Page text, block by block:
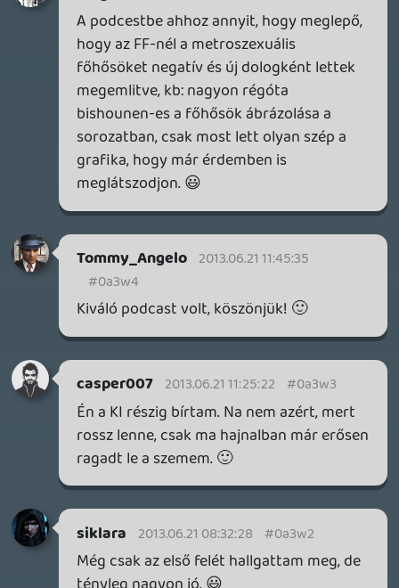
Dude 2013.06.20 22:29:04
Lavitz 2013.06.20 23:00:48 #0a3vs
engem is az alternatív jövő podcast izgat
jobban. Mi lett volna ha történeteket
amúgy is imádom igazi csemege lesz.
Egyébként néha lehetne ilyen akár kitalált
podcast-et is csinálni, pl volt anno azaz
időugrós podcast 97-be, na ilyet szeretnék
pl 2022 dátummal.
lemegy az is (pont olyan szempontból,
amit a mondandód elején írsz), ezért kicsit
bántónak tűnik a mondandód második
felében található párhuzam.
friedmannt 2013.06.20 22:34:21 #0a3vq
De miert ciki, ha az akkori tudasnak
megfeleloen ekezitek az xboxot? Akkor
fenykepretusalashoz hasonlit.
2013.06.20 22:29:04 #0a3vp